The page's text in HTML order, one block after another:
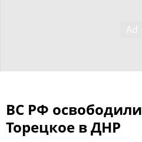
ВС РФ
Торецкое в ДНР